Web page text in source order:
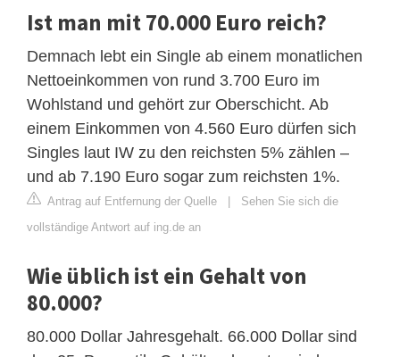
Ist man mit 70.000 Euro reich?
Demnach lebt ein Single ab einem monatlichen
Nettoeinkommen von rund 3.700 Euro im
Wohlstand und gehört zur Oberschicht. Ab
einem Einkommen von 4.560 Euro dürfen sich
Singles laut IW zu den reichsten 5% zählen –
und ab 7.190 Euro sogar zum reichsten 1%.
Antrag auf Entfernung der Quelle | Sehen Sie sich die
vollständige Antwort auf ing.de an
Wie üblich ist ein Gehalt von
80.000?
80.000 Dollar Jahresgehalt. 66.000 Dollar sind